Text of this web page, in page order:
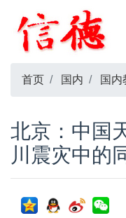
首页 国内 国内
北京：中国
川震灾中的